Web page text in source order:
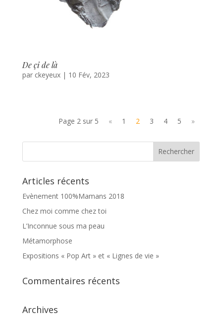
De çi de là
par ckeyeux| 10 Fév, 2023
Page 2 sur 5 « 1 2 3 4 5 »
Articles récents
Evènement 100%Mamans 2018
Chez moi comme chez toi
L’Inconnue sous ma peau
Métamorphose
Expositions « Pop Art » et « Lignes de vie »
Commentaires récents
Archives